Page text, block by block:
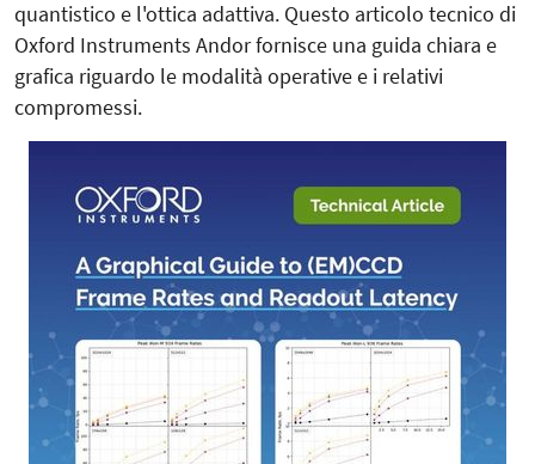
quantistico e l'ottica adattiva. Questo articolo tecnico di
Oxford Instruments Andor fornisce una guida chiara e
grafica riguardo le modalità operative e i relativi
compromessi.